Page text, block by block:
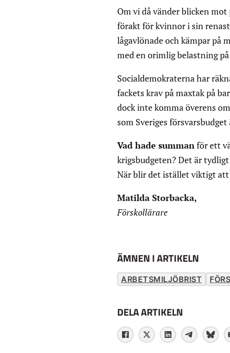
Om vi då vänder blicken
förakt för kvinnor i sin
lågavlönade och kämpar på
med en orimlig belastning
Socialdemokraterna har
fackets krav på maxtak på
dock inte komma överens
som Sveriges
Vad hade summanför ett
krigsbudgeten? Det är
När blir det istället viktigt
Matilda Storbacka,
Förskollärare
ÄMNEN I ARTIKELN
ARBETSMILJÖBRIST
DELA ARTIKELN